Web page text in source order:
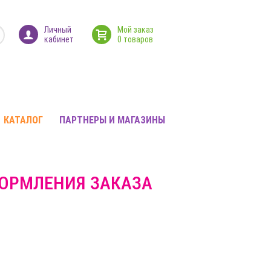
Личный
кабинет
Мой заказ
0 товаров
КАТАЛОГ ПАРТНЕРЫ И МАГАЗИНЫ
ЗАКАЗА